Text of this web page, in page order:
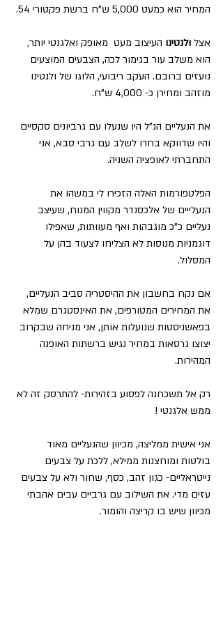
המחיר הוא כמעט 5,000 ש"ח ברשת פקטורי 54.
אצל ולנטינו העיצוב מעט  מאופק ואלגנטי יותר,
הוא משלב עור בגימור לכה, הצבעים המוצעים
נועזים ברובם. העקב ריבועי, הלוגו של ולנטינו
מוזהב ומחירן כ- 4,000 ש"ח.
את הנעליים הנ"ל היו שנעלו עם גרביונים סקסיים
והיו שדווקא בחרו לשלב עם גרבי סבא, אני
התחברתי לאופציה השניה.
הפלטפורמות האלה הזכירו לי במשהו את
הנעלייים של אלכסנדר מקווין המנוח, שעיצב
נעליים כ"כ מוגבהות ואף מעוותות, שאפילו
דוגמניות מנוסות לא הצליחו לצעוד בהן על
המסלול.
אם נקח בחשבון את ההיסטריה סביב הנעליים,
את המחירים המטורפים, את האינסטגרם שמלא
בפאשניסטות שנועלות אותן, אני מניחה שבקרוב
יצוצו גרסאות במחיר נגיש ברשתות האופנה
המהירות.
רק אל תשכחנה לפסוע בזהירות- להתרסק זה לא
ממש אלגנטי !
אני אישית ממליצה, מכיוון שהנעליים מאוד
בולטות ומוחצנות ממילא, ללכת על צבעים
נייטראליים- כגון זהב, כסף, שחור ולא על צבעים
עזים מדי. את השילוב עם גרביים עבים אהבתי
מכיוון שיש בו קריצה והומור.